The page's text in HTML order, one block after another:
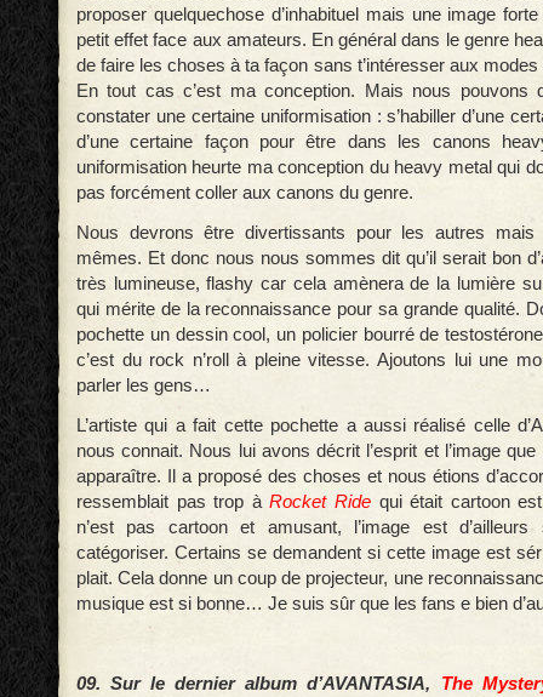
proposer quelquechose d’inhabituel mais une image
petit effet face aux amateurs. En général dans le genre
de faire les choses à ta façon sans t’intéresser aux
En tout cas c’est ma conception. Mais nous pouvons
constater une certaine uniformisation : s’habiller d’une
d’une certaine façon pour être dans les canons
uniformisation heurte ma conception du heavy metal qui
pas forcément coller aux canons du genre.
Nous devrons être divertissants pour les autres
mêmes. Et donc nous nous sommes dit qu’il serait bon
très lumineuse, flashy car cela amènera de la lumière
qui mérite de la reconnaissance pour sa grande qualité.
pochette un dessin cool, un policier bourré de
c’est du rock n’roll à pleine vitesse. Ajoutons lui une
parler les gens…
L’artiste qui a fait cette pochette a aussi réalisé celle
nous connait. Nous lui avons décrit l’esprit et l’image
apparaître. Il a proposé des choses et nous étions
ressemblait pas trop àRocket Ridequi était cartoon
n’est pas cartoon et amusant, l’image est
catégoriser. Certains se demandent si cette image est
plait. Cela donne un coup de projecteur, une
musique est si bonne… Je suis sûr que les fans e bien
09. Sur le dernier album d’AVANTASIA, The